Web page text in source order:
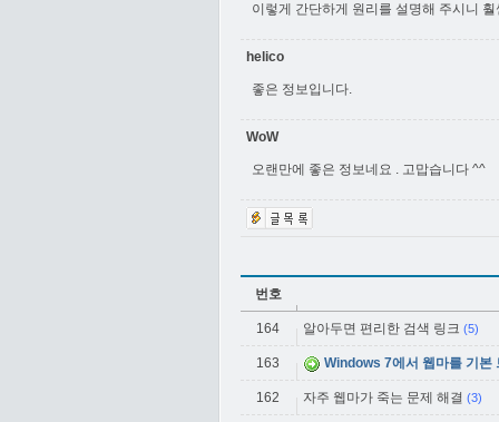
이렇게 간단하게 원리를 설명해 주시니
helico
좋은 정보입니다.
WoW
오랜만에 좋은 정보네요 . 고맙습니다 ^^
번호
164 알아두면 편리한 검색 링크 (5)
163 Windows 7에서 웹마를 기본
162 자주 웹마가 죽는 문제 해결 (3)